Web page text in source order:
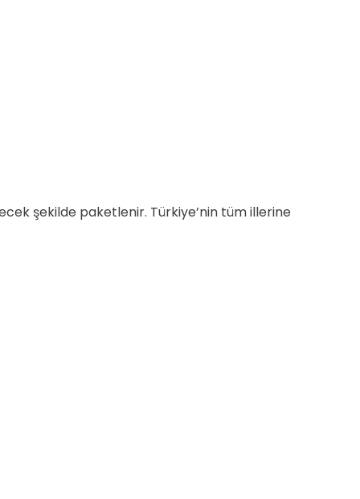
şekilde paketlenir. Türkiye’nin tüm illerine